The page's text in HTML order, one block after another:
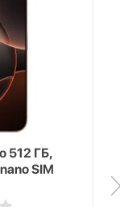
512 ГБ,
SIM